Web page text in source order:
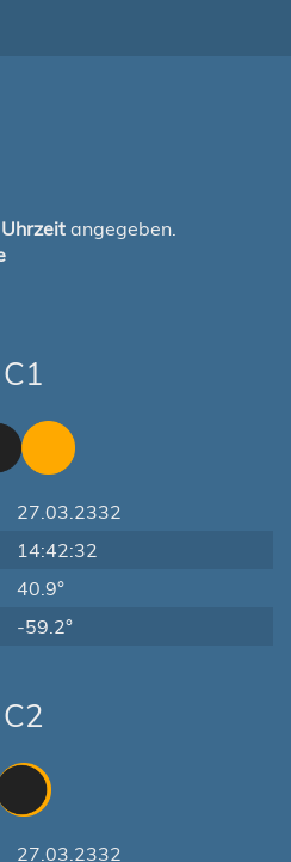
angegeben.
C1
27.03.2332
14:42:32
40.9°
-59.2°
C2
27.03.2332